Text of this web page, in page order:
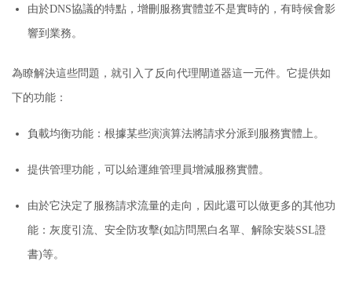
由於DNS協議的特點，增刪服務實體並不是實時的，有時候會影
響到業務。
為瞭解決這些問題，就引入了反向代理閘道器這一元件。 它提供如
下的功能：
負載均衡功能： 根據某些演演算法將請求分派到服務實體上。
提供管理功能，可以給運維管理員增減服務實體。
由於它決定了服務請求流量的走向，因此還可以做更多的其他功
能： 灰度引流、安全防攻擊(如訪問黑白名單、解除安裝SSL證
書)等。